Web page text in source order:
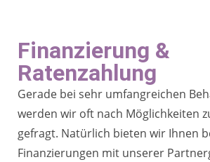
Finanzierung &
Ratenzahlung
Gerade bei sehr umfangreichen
werden wir oft nach Möglichkeiten
gefragt. Natürlich bieten wir Ihnen
Finanzierungen mit unserer